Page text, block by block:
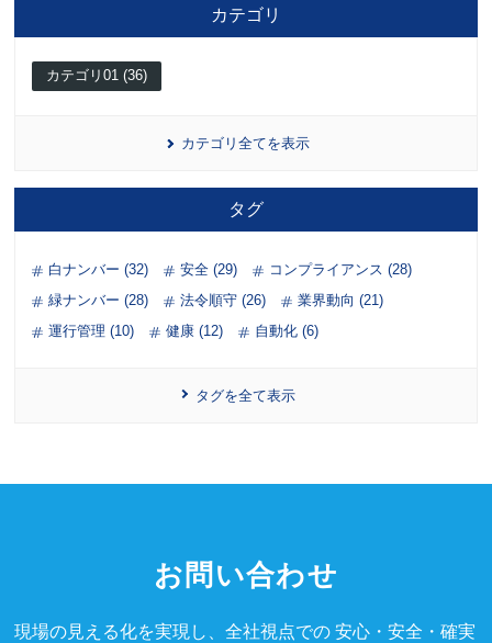
カテゴリ
カテゴリ01 (36)
カテゴリ全てを表示
タグ
白ナンバー (32) 安全 (29)
コンプライアンス (28)
緑ナンバー (28)
法令順守 (26)
業界動向 (21)
運行管理 (10)
健康 (12) 自動化 (6)
お問い合わせ
現場の見える化を実現し、全社視点での 安心・安全・確実